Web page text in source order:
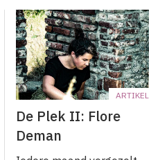
ARTIKEL
De Plek II: Flore
Deman